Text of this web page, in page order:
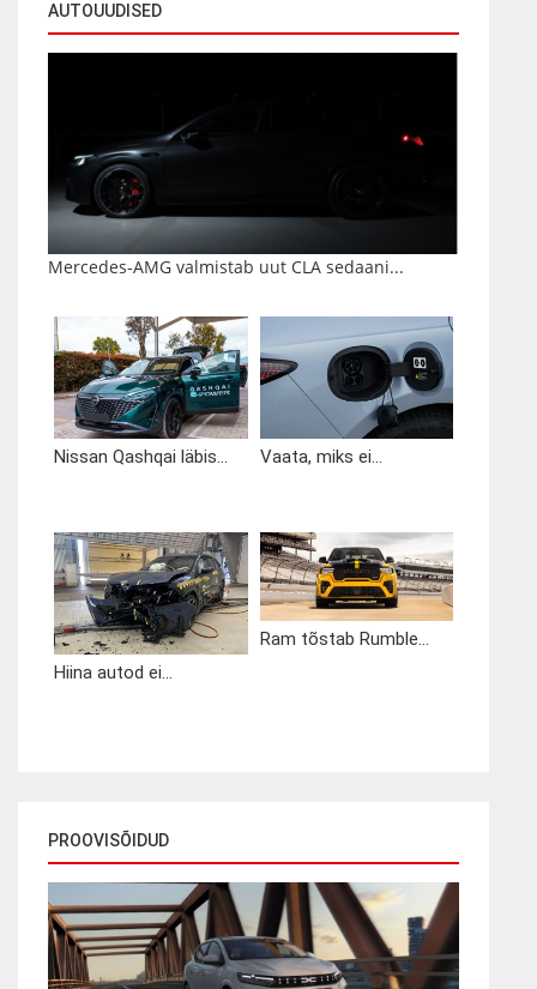
AUTOUUDISED
Mercedes-AMG valmistab uut CLA sedaani...
Nissan Qashqai läbis... Vaata, miks ei...
Hiina autod ei...
Ram tõstab Rumble...
PROOVISÕIDUD